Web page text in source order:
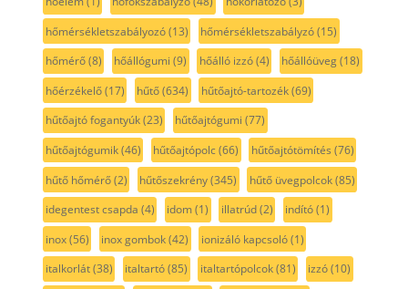
hőmérsékletszabályozó(13) hőmérsékletszabályzó(15)
hőmérő(8) hőállógumi (9) hőálló izzó(4) hőállóüveg(18)
hőérzékelő(17) hűtő(634) hűtőajtó-tartozék(69)
hűtőajtó fogantyúk(23) hűtőajtógumi (77)
hűtőajtógumik(46) hűtőajtópolc(66) hűtőajtótömítés (76)
hűtő hőmérő(2) hűtőszekrény(345) hűtő üvegpolcok(85)
idegentest csapda (4) idom(1) illatrúd(2) indító(1)
inox(56) inox gombok(42) ionizáló kapcsoló(1)
italkorlát(38) italtartó(85) italtartópolcok(81) izzó(10)